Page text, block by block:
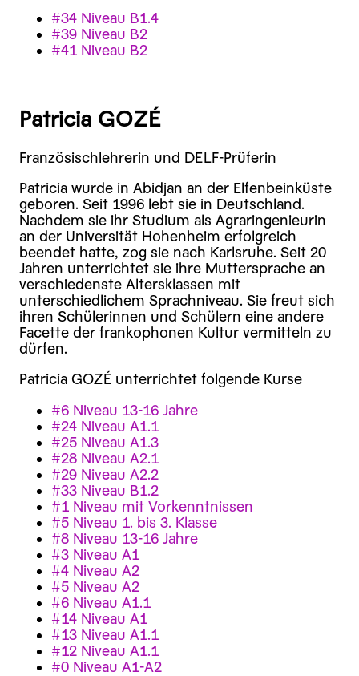
#34 Niveau B1.4
#39 Niveau B2
#41 Niveau B2
Patricia GOZÉ
Französischlehrerin und DELF-Prüferin
Patricia wurde in Abidjan an der Elfenbeinküste
geboren. Seit 1996 lebt sie in Deutschland.
Nachdem sie ihr Studium als Agraringenieurin
an der Universität Hohenheim erfolgreich
beendet hatte, zog sie nach Karlsruhe. Seit 20
Jahren unterrichtet sie ihre Muttersprache an
verschiedenste Altersklassen mit
unterschiedlichem Sprachniveau. Sie freut sich
ihren Schülerinnen und Schülern eine andere
Facette der frankophonen Kultur vermitteln zu
dürfen.
Patricia GOZÉ unterrichtet folgende Kurse
#6 Niveau 13-16 Jahre
#24 Niveau A1.1
#25 Niveau A1.3
#28 Niveau A2.1
#29 Niveau A2.2
#33 Niveau B1.2
#1 Niveau mit Vorkenntnissen
#5 Niveau 1. bis 3. Klasse
#8 Niveau 13-16 Jahre
#3 Niveau A1
#4 Niveau A2
#5 Niveau A2
#6 Niveau A1.1
#14 Niveau A1
#13 Niveau A1.1
#12 Niveau A1.1
#0 Niveau A1-A2